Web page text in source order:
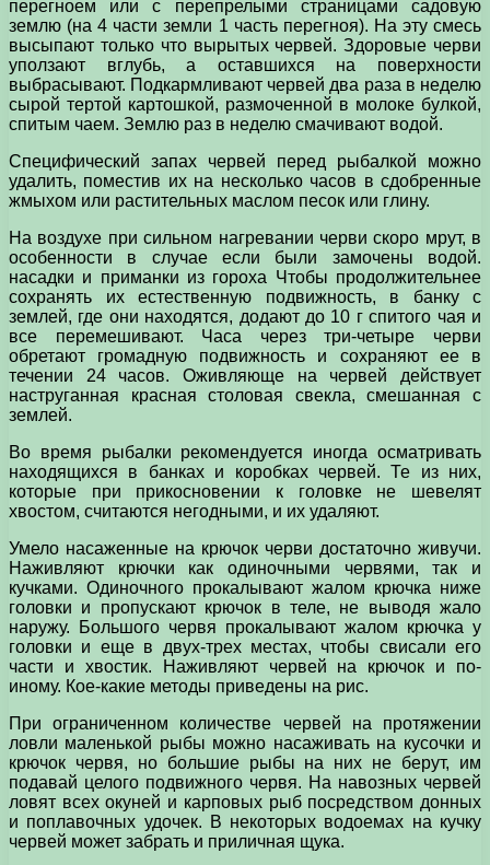
перегноем или с перепрелыми страницами садовую
землю (на 4 части земли 1 часть перегноя). На эту смесь
высыпают только что вырытых червей. Здоровые черви
уползают вглубь, а оставшихся на поверхности
выбрасывают. Подкармливают червей два раза в неделю
сырой тертой картошкой, размоченной в молоке булкой,
спитым чаем. Землю раз в неделю смачивают водой.
Специфический запах червей перед рыбалкой можно
удалить, поместив их на несколько часов в сдобренные
жмыхом или растительных маслом песок или глину.
На воздухе при сильном нагревании черви скоро мрут, в
особенности в случае если были замочены водой.
насадки и приманки из гороха Чтобы продолжительнее
сохранять их естественную подвижность, в банку с
землей, где они находятся, додают до 10 г спитого чая и
все перемешивают. Часа через три-четыре черви
обретают громадную подвижность и сохраняют ее в
течении 24 часов. Оживляюще на червей действует
наструганная красная столовая свекла, смешанная с
землей.
Bo время рыбалки рекомендуется иногда осматривать
находящихся в банках и коробках червей. Те из них,
которые при прикосновении к головке не шевелят
хвостом, считаются негодными, и их удаляют.
Умело насаженные на крючок черви достаточно живучи.
Наживляют крючки как одиночными червями, так и
кучками. Одиночного прокалывают жалом крючка ниже
головки и пропускают крючок в теле, не выводя жало
наружу. Большого червя прокалывают жалом крючка у
головки и еще в двух-трех местах, чтобы свисали его
части и хвостик. Наживляют червей на крючок и по-
иному. Кое-какие методы приведены на рис.
При ограниченном количестве червей на протяжении
ловли маленькой рыбы можно насаживать на кусочки и
крючок червя, но большие рыбы на них не берут, им
подавай целого подвижного червя. На навозных червей
ловят всех окуней и карповых рыб посредством донных
и поплавочных удочек. В некоторых водоемах на кучку
червей может забрать и приличная щука.